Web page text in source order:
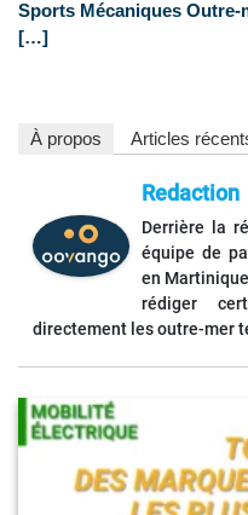
Sports Mécaniques Outre-
[…]
À propos Articles
Redaction
Derrière la
équipe de
en
rédiger
directement les outre-mer